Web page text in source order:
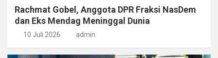
Rachmat Gobel, Anggota DPR Fraksi NasDem
dan Eks Mendag Meninggal Dunia
10 Juli 2026 admin